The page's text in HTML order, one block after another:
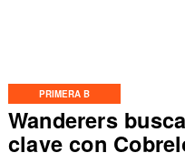
PRIMERA B
Wanderers
clave con